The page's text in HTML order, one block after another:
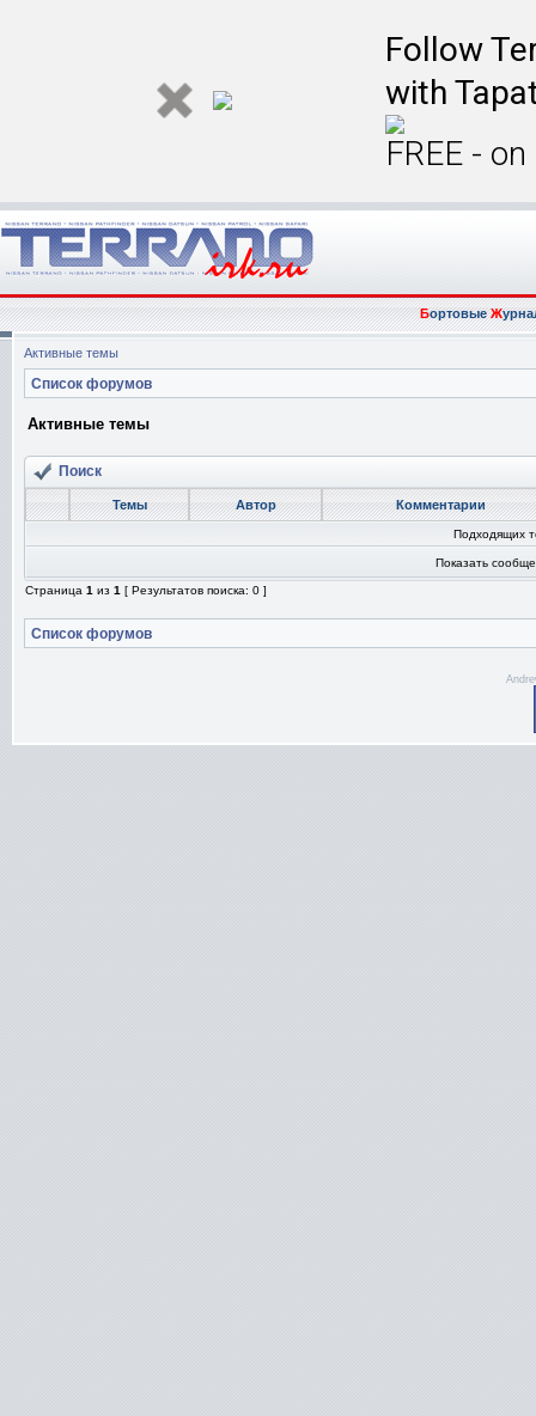
Follow
with
FREE -
БортовыеЖ
Активные темы
Список форумов
Активные темы
Поиск
Темы Автор Комментарии
Подходящих
Показать
Страница 1 из 1 [ Результатов поиска: 0 ]
Список форумов